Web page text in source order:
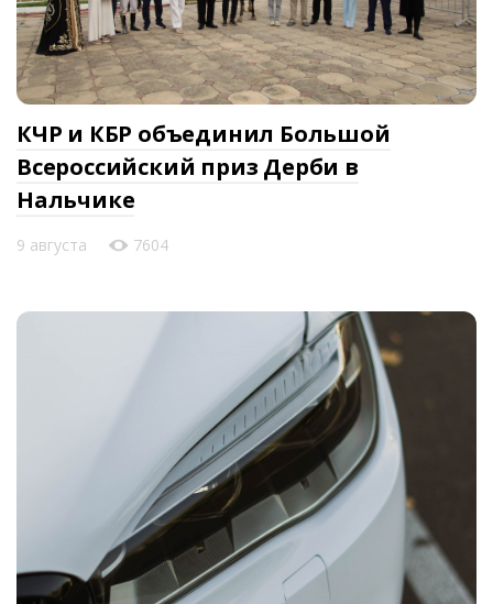
КЧР и КБР объединил Большой
Всероссийский приз Дерби в
Нальчике
9 августа 7604